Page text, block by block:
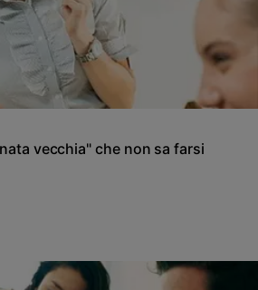
vecchia" che non sa farsi